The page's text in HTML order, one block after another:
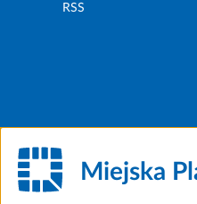
RSS
Miejska